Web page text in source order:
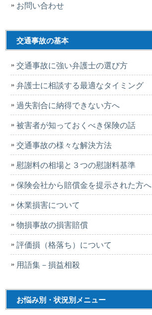
お問い合わせ
交通事故の基本
交通事故に強い弁護士の選び方
弁護士に相談する最適なタイミング
過失割合に納得できない方へ
被害者が知っておくべき保険の話
交通事故の様々な解決方法
慰謝料の相場と３つの慰謝料基準
保険会社から賠償金を提示された方へ
休業損害について
物損事故の損害賠償
評価損（格落ち）について
用語集－損益相殺
お悩み別・状況別メニュー